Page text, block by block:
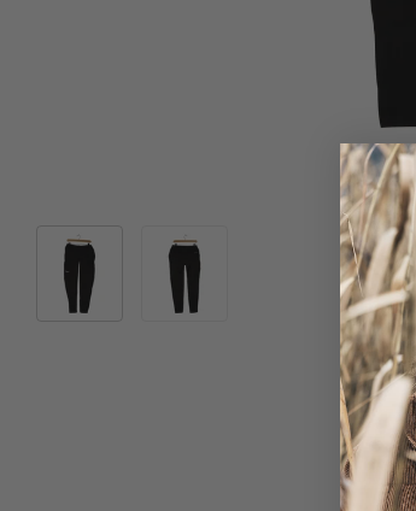
Bild 2 in Galerieansicht laden